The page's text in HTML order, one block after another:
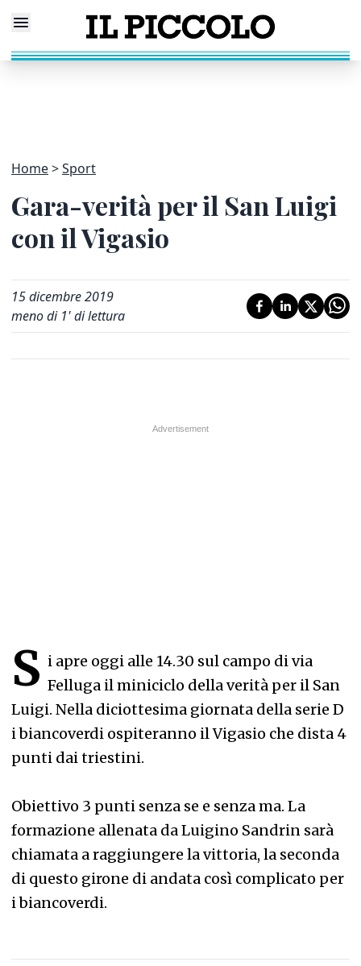
Home Sport
Gara-verità per il San Luigi
con il Vigasio
15 dicembre 2019
meno di 1' di lettura
S i apre oggi alle 14.30 sul campo di via
Felluga il miniciclo della verità per il San
Luigi. Nella diciottesima giornata della serie D
i biancoverdi ospiteranno il Vigasio che dista 4
punti dai triestini.
Obiettivo 3 punti senza se e senza ma. La
formazione allenata da Luigino Sandrin sarà
chiamata a raggiungere la vittoria, la seconda
di questo girone di andata così complicato per
i biancoverdi.